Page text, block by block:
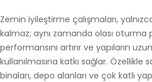
Zemin iyileştirme çalışmaları,
kalmaz; aynı zamanda olası
performansını artırır ve yapıların
kullanılmasına katkı sağlar. Özellikle
binaları, depo alanları ve çok katlı